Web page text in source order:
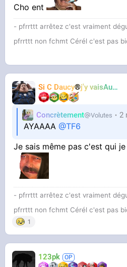
Cho ent
- pfrrttt arrêtez c'est vraiment
pfrrttt non fchmt Cérél c'est pas
Si C Daucy®j'y vaisAussi
Concrètement Volutes 2
AYAAAA@TF6
Je sais même pas c'est qui
- pfrrttt arrêtez c'est vraiment
pfrrttt non fchmt Cérél c'est pas
1
123pk